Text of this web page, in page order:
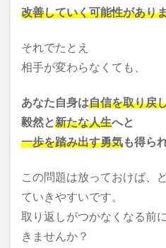
改善していく可能性があり
それでたとえ
相手が変わらなくても、
あなた自身は自信を取り戻
毅然と新たな人生へと
一歩を踏み出す勇気も得ら
この問題は放っておけば、
ていきやすいです。
取り返しがつかなくなる前
きませんか？